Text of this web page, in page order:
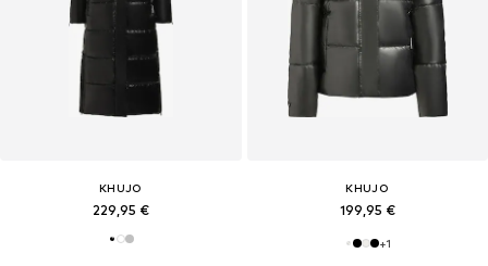
KHUJO
229,95 €
KHUJO
199,95 €
+1